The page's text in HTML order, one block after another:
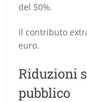
del 50%.
Il contributo
euro.
Riduzioni
pubblico